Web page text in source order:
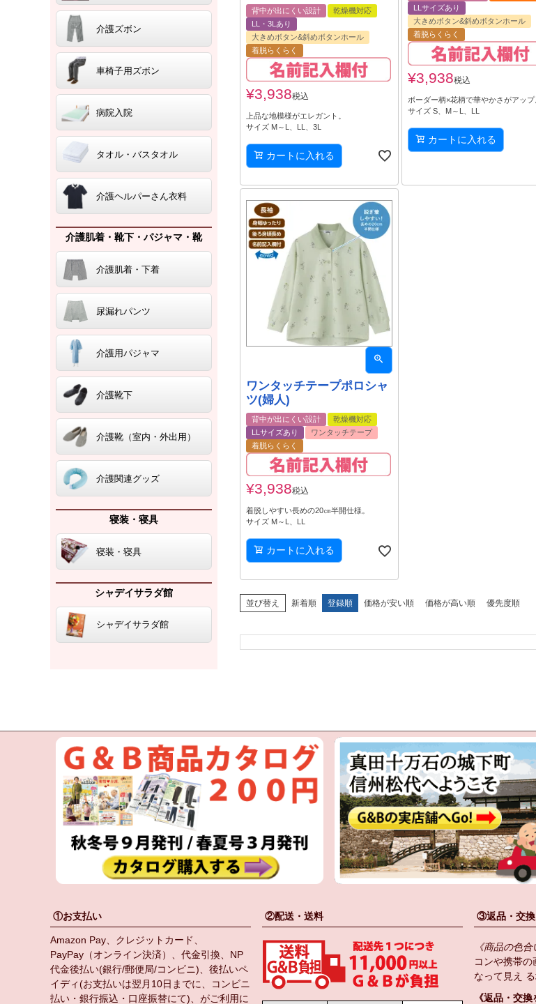
介護ズボン
車椅子用ズボン
病院入院
タオル・バスタオル
介護ヘルパーさん衣料
介護肌着・靴下・パジャマ・靴
介護肌着・下着
尿漏れパンツ
介護用パジャマ
介護靴下
介護靴（室内・外出用）
介護関連グッズ
寝装・寝具
寝装・寝具
シャデイサラダ館
シャデイサラダ館
背中が出にくい設計
乾燥機対応
LL・3Lあり
大きめボタン&斜めボタンホール
着脱らくらく
¥3,938税込
上品な地模様がエレガント。
サイズ M～L、LL、3L
カートに入れる
LLサイズあり
大きめボタン&斜めボタンホール
着脱らくらく
¥3,938税込
ボーダー柄×花柄で華やかさがアップ
サイズ S、M～L、LL
カートに入れる
ワンタッチテープポロシャ
ツ(婦人)
背中が出にくい設計
乾燥機対応
LLサイズあり
ワンタッチテープ
着脱らくらく
¥3,938税込
着脱しやすい長めの20㎝半開仕様。
サイズ M～L、LL
カートに入れる
並び替え 新着順 登録順 価格が安い順 価格が高い順 優先度順
①お支払い
Amazon Pay、クレジットカード、
PayPay（オンライン決済）、代金引換、NP
代金後払い(銀行/郵便局/コンビニ)、後払いペ
イディ(お支払いは翌月10日までに、コンビニ
払い・銀行振込・口座振替にて)、がご利用に
②配送・送料 ③返品・交換
《商品の色
コンや携帯
なって見え
《返品・交